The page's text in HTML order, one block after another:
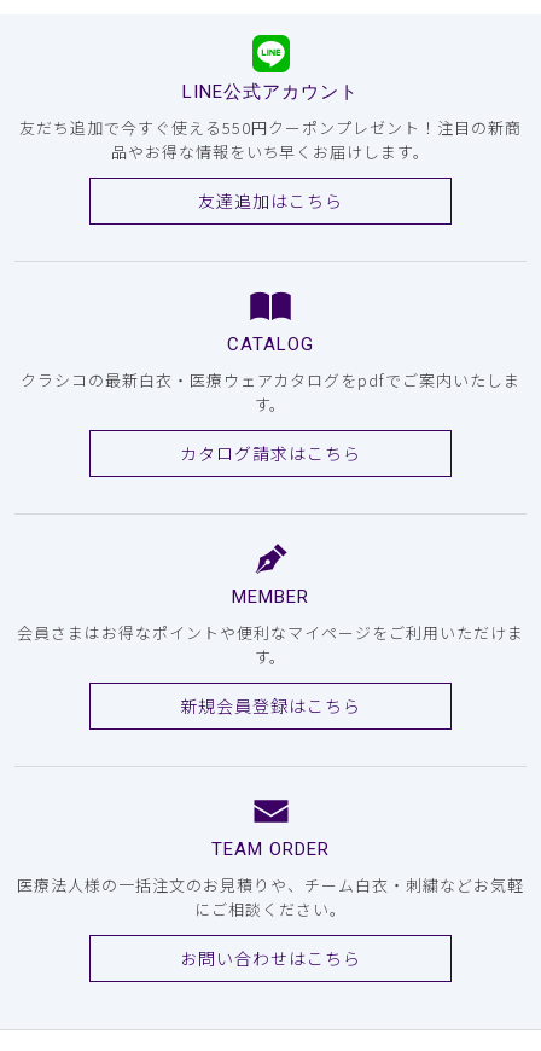
LINE公式アカウント
友だち追加で今すぐ使える550円クーポンプレゼント！注目の新商
品やお得な情報をいち早くお届けします。
友達追加はこちら
CATALOG
クラシコの最新白衣・医療ウェアカタログをpdfでご案内いたしま
す。
カタログ請求はこちら
MEMBER
会員さまはお得なポイントや便利なマイページをご利用いただけま
す。
新規会員登録はこちら
TEAM ORDER
医療法人様の一括注文のお見積りや、チーム白衣・刺繍などお気軽
にご相談ください。
お問い合わせはこちら